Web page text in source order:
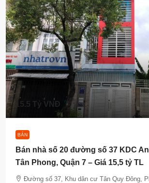
15.5 Tỷ VNĐ
BÁN
Bán nhà số 20 đường số 37 KDC
Tân Phong, Quận 7 – Giá 15,5 tỷ TL
Đường số 37, Khu dân cư Tân Quy Đông,